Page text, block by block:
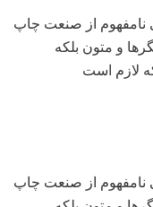
نامفهوم از صنعت چاپ
و متون بلکه
لازم است
نامفهوم از صنعت چاپ